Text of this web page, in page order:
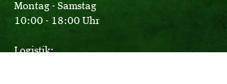
Montag - Samstag
10:00 - 18:00 Uhr
Logistik: